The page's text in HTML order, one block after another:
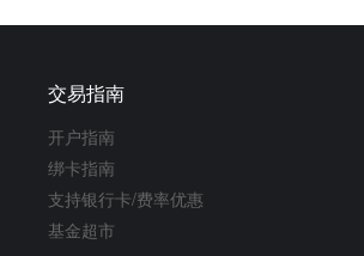
交易指南
开户指南
绑卡指南
支持银行卡/费率优惠
基金超市